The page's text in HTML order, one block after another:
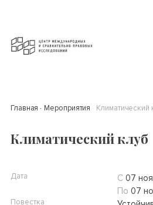
Главная Мероприятия Климатический
Климатический клуб
Дата С 07
По 07
Повестка